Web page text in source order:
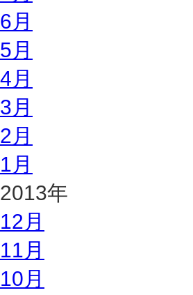
6月
5月
4月
3月
2月
1月
2013年
12月
11月
10月